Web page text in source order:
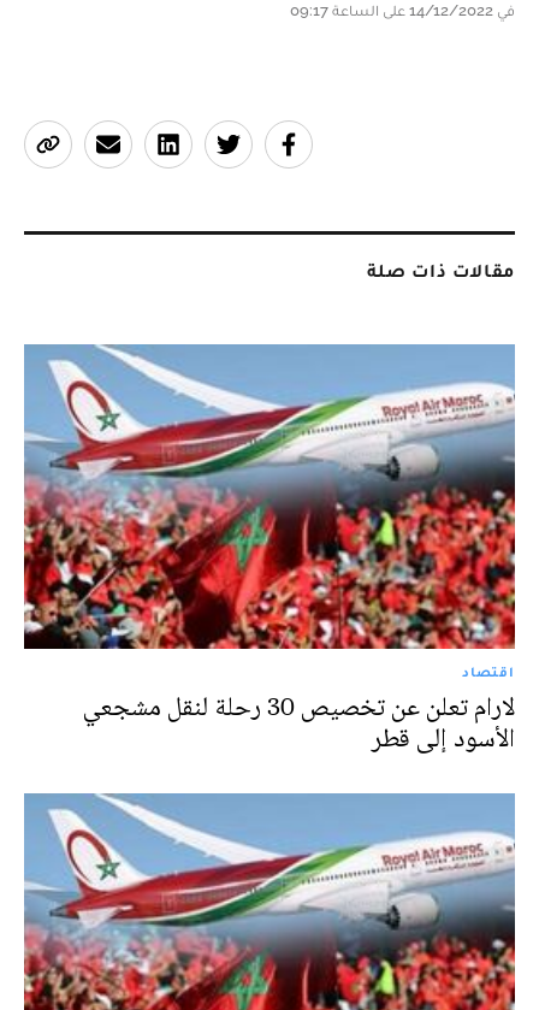
في 14/12/2022 على الساعة 09:17
مقالات ذات صلة
اقتصاد
لارام تعلن عن تخصيص 30 رحلة لنقل مشجعي
الأسود إلى قطر